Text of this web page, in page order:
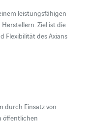
leistungsfähigen
Ziel ist die
Flexibilität des Axians
durch Einsatz von
öffentlichen